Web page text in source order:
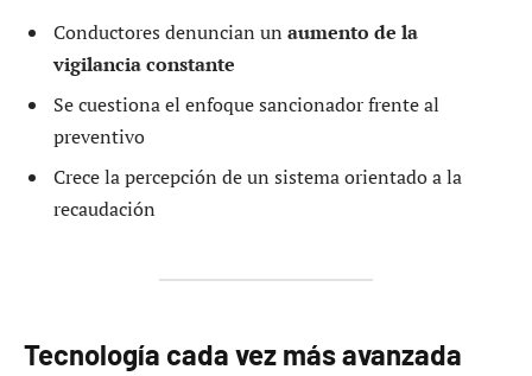
Conductores denuncian un aumento de la
vigilancia constante
Se cuestiona el enfoque sancionador frente al
preventivo
Crece la percepción de un sistema orientado a la
recaudación
Tecnología cada vez más avanzada